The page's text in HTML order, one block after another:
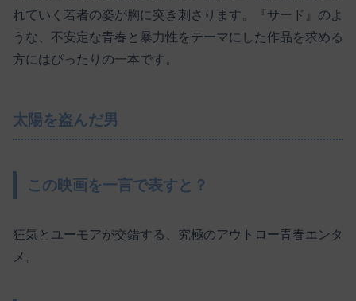
れていく若者の姿が胸に突き刺さります。『サード』のよ
うな、不安定な青春と暴力性をテーマにした作品を求める
方にはぴったりの一本です。
太陽を盗んだ男
この映画を一言で表すと？
狂気とユーモアが交錯する、究極のアウトロー青春エンタ
メ。